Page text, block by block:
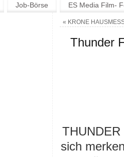
Job-Börse ES Media Film-
« KRONE
Thunder
sich